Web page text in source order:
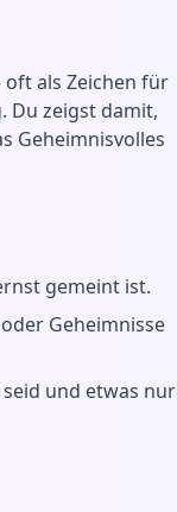
als Zeichen für
Du zeigst damit,
Geheimnisvolles
gemeint ist.
Geheimnisse
und etwas nur